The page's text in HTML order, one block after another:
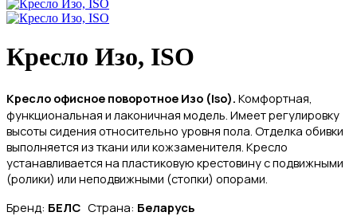
Кресло Изо, ISO
Кресло офисное поворотное Изо (Iso). Комфортная,
функциональная и лаконичная модель. Имеет регулировку
высоты сидения относительно уровня пола. Отделка обивки
выполняется из ткани или кожзаменителя. Кресло
устанавливается на пластиковую крестовину с подвижными
(ролики) или неподвижными (стопки) опорами.
Бренд: БЕЛС Страна: Беларусь